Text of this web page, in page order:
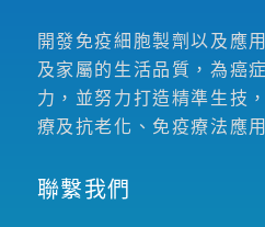
開發免疫細胞製劑以及應
及家屬的生活品質，為癌
力，並努力打造精準生技
療及抗老化、免疫療法應
聯繫我們